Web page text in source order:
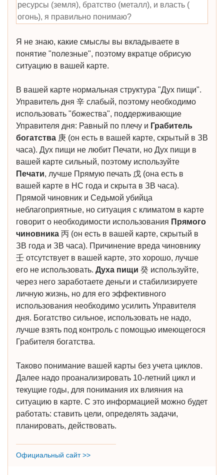
ресурсы (земля), братство (металл), и власть (
огонь), я правильно понимаю?
Я не знаю, какие смыслы вы вкладываете в
понятие "полезные", поэтому вкратце обрисую
ситуацию в вашей карте.
В вашей карте нормальная структура "Дух пищи".
Управитель дня 辛 слабый, поэтому необходимо
использовать "божества", поддерживающие
Управителя дня: Равный по плечу и Грабитель
богатства 庚 (он есть в вашей карте, скрытый в ЗВ
часа). Дух пищи не любит Печати, но Дух пищи в
вашей карте сильный, поэтому используйте
Печати, лучше Прямую печать 戊 (она есть в
вашей карте в НС года и скрыта в ЗВ часа).
Прямой чиновник и Седьмой убийца
неблагоприятные, но ситуация с климатом в карте
говорит о необходимости использования Прямого
чиновника 丙 (он есть в вашей карте, скрытый в
ЗВ года и ЗВ часа). Причинение вреда чиновнику
壬 отсутствует в вашей карте, это хорошо, лучше
его не использовать. Духа пищи 癸 используйте,
через него заработаете деньги и стабилизируете
личную жизнь, но для его эффективного
использования необходимо усилить Управителя
дня. Богатство сильное, использовать не надо,
лучше взять под контроль с помощью имеющегося
Грабителя богатства.
Таково понимание вашей карты без учета циклов.
Далее надо проанализировать 10-летний цикл и
текущие годы, для понимания их влияния на
ситуацию в карте. С это информацией можно будет
работать: ставить цели, определять задачи,
планировать, действовать.
Официальный сайт >>